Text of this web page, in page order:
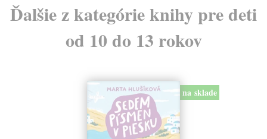
Ďalšie z kategórie knihy pre deti
od 10 do 13 rokov
na sklade